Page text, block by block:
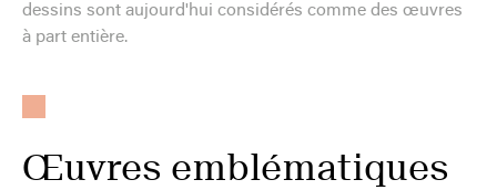
dessins sont aujourd'hui considérés comme des œuvres
à part entière.
Œuvres emblématiques